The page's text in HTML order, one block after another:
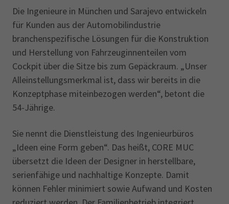
Die Ingenieure in München und Sarajevo entwickeln
für Kunden aus der Automobilindustrie
branchenspezifische Lösungen für die Konstruktion
und Herstellung von Fahrzeuginnenteilen vom
Cockpit über die Sitze bis zum Gepäckraum. „Unser
Alleinstellungsmerkmal ist, dass wir bereits in die
Konzeptphase miteinbezogen werden“, betont die
54-Jährige.
Sie nennt die Dienstleistung des Ingenieurbüros
„Ideen eine Form geben“. Das heißt, CORE MUC
übersetzt die Ideen der Designer in herstellbare,
serienfähige und nachhaltige Konzepte. Damit
können Fehler minimiert sowie Aufwand und Kosten